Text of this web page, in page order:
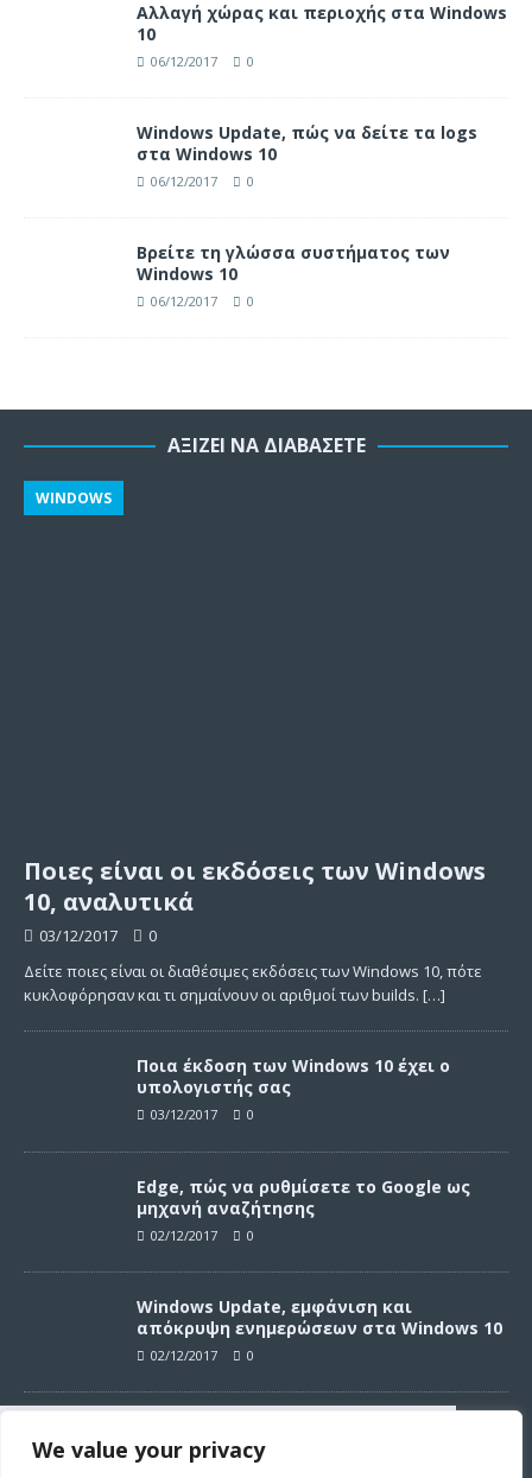
Συνεχίζοντας σε αυτό τον ιστότοπο
We value your privacy
Αλλαγή χώρας και περιοχής στα Windows
10
06/12/2017 0
Windows Update, πώς να δείτε τα logs
στα Windows 10
06/12/2017 0
Βρείτε τη γλώσσα συστήματος των
Windows 10
06/12/2017 0
ΑΞΊΖΕΙ ΝΑ ΔΙΑΒΆΣΕΤΕ
Ποιες είναι οι εκδόσεις των Windows
10, αναλυτικά
WINDOWS
03/12/2017
0
Δείτε ποιες είναι οι διαθέσιμες εκδόσεις των Windows 10, πότε
κυκλοφόρησαν και τι σημαίνουν οι αριθμοί των builds. […]
Ποια έκδοση των Windows 10 έχει ο
υπολογιστής σας
03/12/2017 0
Edge, πώς να ρυθμίσετε το Google ως
μηχανή αναζήτησης
02/12/2017 0
Windows Update, εμφάνιση και
απόκρυψη ενημερώσεων στα Windows 10
02/12/2017 0
ενημερώσεων στα Windows 10